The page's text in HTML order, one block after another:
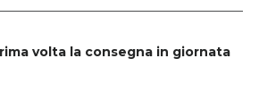
volta la consegna in giornata